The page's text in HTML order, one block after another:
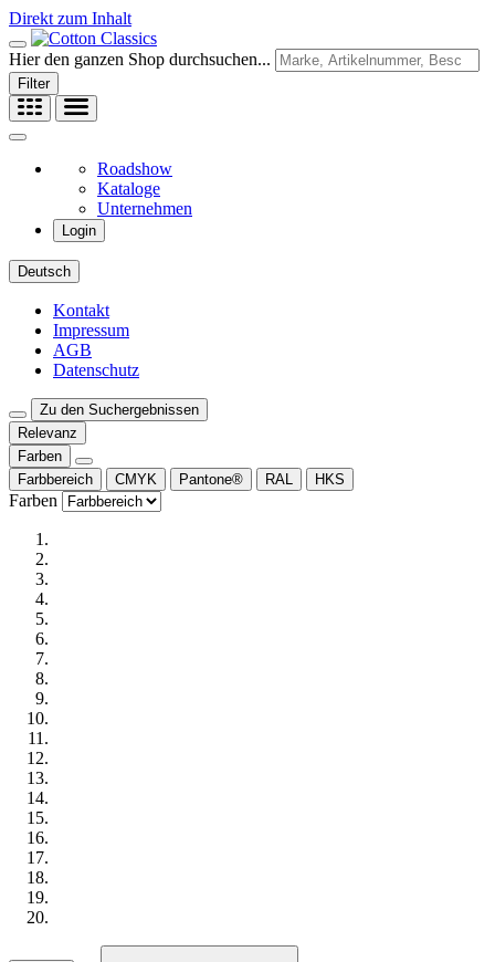
Direkt zum Inhalt
Hier den ganzen Shop durchsuchen...
Filter
Roadshow
Kataloge
Unternehmen
Login
Deutsch
Kontakt
Impressum
AGB
Datenschutz
Zu den Suchergebnissen
Relevanz
Farben
Farbbereich
CMYK Pantone® RAL HKS
Farben